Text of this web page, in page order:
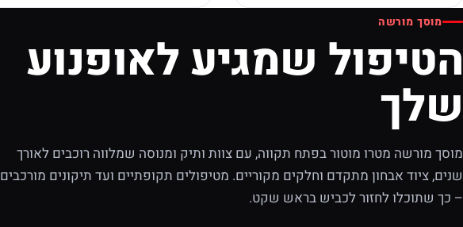
מוסך מורשה
הטיפול שמגיע לאופנוע
שלך
מוסך מורשה מטרו מוטור בפתח תקווה, עם צוות ותיק ומנוסה שמלווה רוכבים לאורך
שנים, ציוד אבחון מתקדם וחלקים מקוריים. מטיפולים תקופתיים ועד תיקונים מורכבים
– כך שתוכלו לחזור לכביש בראש שקט.